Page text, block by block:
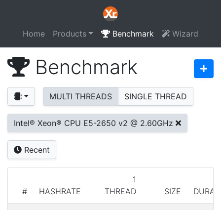
Home Products Benchmark Wizard
Benchmark
MULTI THREADS SINGLE THREAD
Intel® Xeon® CPU E5-2650 v2 @ 2.60GHz
Recent
# HASHRATE
1
THREAD
SIZE